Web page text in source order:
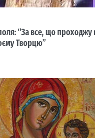
“За все, що проходжу
Творцю”